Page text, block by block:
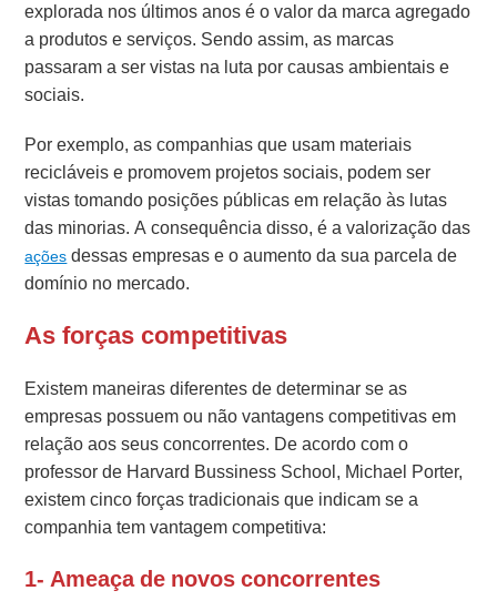
explorada nos últimos anos é o valor da marca agregado
a produtos e serviços. Sendo assim, as marcas
passaram a ser vistas na luta por causas ambientais e
sociais.
Por exemplo, as companhias que usam materiais
recicláveis e promovem projetos sociais, podem ser
vistas tomando posições públicas em relação às lutas
das minorias. A consequência disso, é a valorização das
ações dessas empresas e o aumento da sua parcela de
domínio no mercado.
As forças competitivas
Existem maneiras diferentes de determinar se as
empresas possuem ou não vantagens competitivas em
relação aos seus concorrentes. De acordo com o
professor de Harvard Bussiness School, Michael Porter,
existem cinco forças tradicionais que indicam se a
companhia tem vantagem competitiva:
1- Ameaça de novos concorrentes